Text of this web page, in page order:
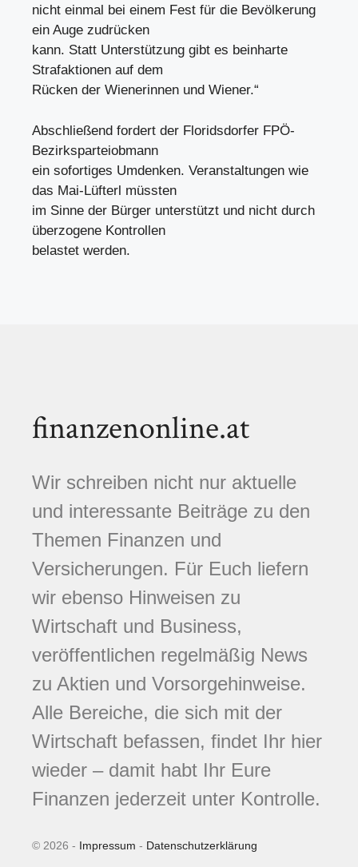
nicht einmal bei einem Fest für die Bevölkerung
ein Auge zudrücken
kann. Statt Unterstützung gibt es beinharte
Strafaktionen auf dem
Rücken der Wienerinnen und Wiener.“
Abschließend fordert der Floridsdorfer FPÖ-
Bezirksparteiobmann
ein sofortiges Umdenken. Veranstaltungen wie
das Mai-Lüfterl müssten
im Sinne der Bürger unterstützt und nicht durch
überzogene Kontrollen
belastet werden.
finanzenonline.at
Wir schreiben nicht nur aktuelle
und interessante Beiträge zu den
Themen Finanzen und
Versicherungen. Für Euch liefern
wir ebenso Hinweisen zu
Wirtschaft und Business,
veröffentlichen regelmäßig News
zu Aktien und Vorsorgehinweise.
Alle Bereiche, die sich mit der
Wirtschaft befassen, findet Ihr hier
wieder – damit habt Ihr Eure
Finanzen jederzeit unter Kontrolle.
© 2026 - Impressum - Datenschutzerklärung